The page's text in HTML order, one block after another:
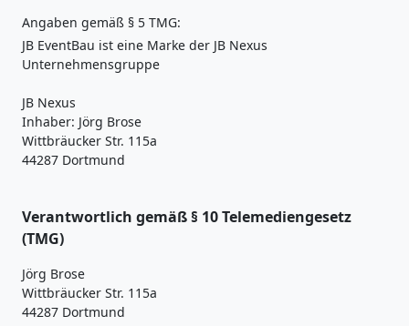
Angaben gemäß § 5 TMG:
JB EventBau ist eine Marke der JB Nexus
Unternehmensgruppe
JB Nexus
Inhaber: Jörg Brose
Wittbräucker Str. 115a
44287 Dortmund
Verantwortlich gemäß § 10 Telemediengesetz
(TMG)
Jörg Brose
Wittbräucker Str. 115a
44287 Dortmund